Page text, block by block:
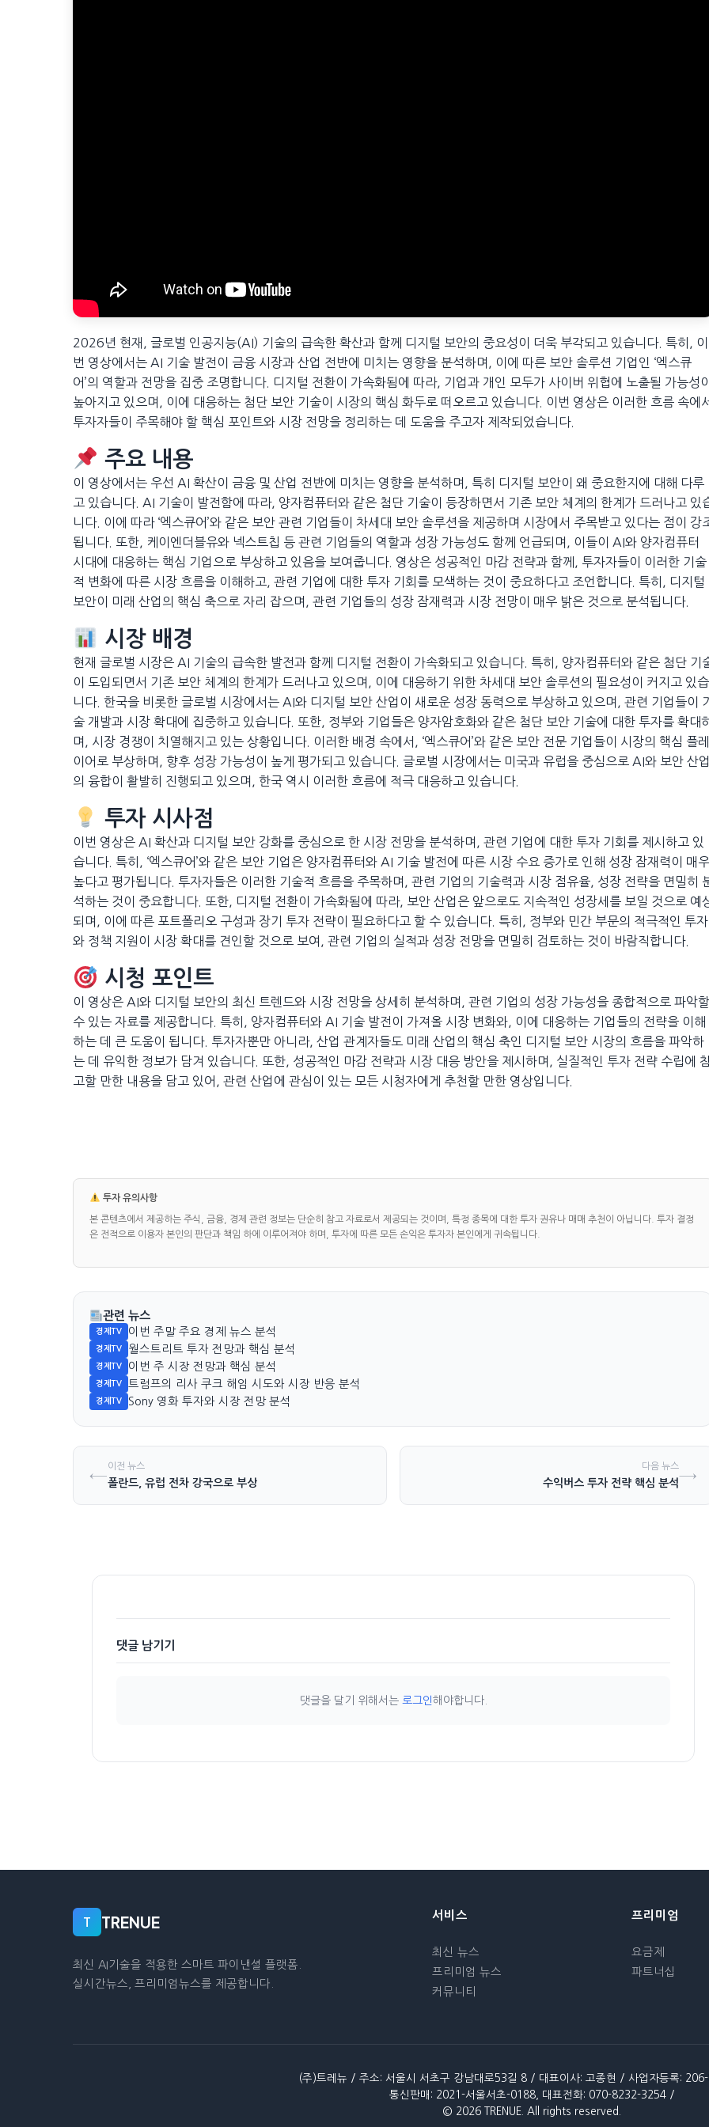
2026년 현재, 글로벌 인공지능(AI) 기술의 급속한 확산과 함께 디지털 보안의 중요성이 더욱 부각되고 있습니다. 특히, 이
번 영상에서는 AI 기술 발전이 금융 시장과 산업 전반에 미치는 영향을 분석하며, 이에 따른 보안 솔루션 기업인 ‘엑스큐
어’의 역할과 전망을 집중 조명합니다. 디지털 전환이 가속화됨에 따라, 기업과 개인 모두가 사이버 위협에 노출될 가능성이
높아지고 있으며, 이에 대응하는 첨단 보안 기술이 시장의 핵심 화두로 떠오르고 있습니다. 이번 영상은 이러한 흐름 속에
투자자들이 주목해야 할 핵심 포인트와 시장 전망을 정리하는 데 도움을 주고자 제작되었습니다.
주요 내용
이 영상에서는 우선 AI 확산이 금융 및 산업 전반에 미치는 영향을 분석하며, 특히 디지털 보안이 왜 중요한지에 대해 다루
고 있습니다. AI 기술이 발전함에 따라, 양자컴퓨터와 같은 첨단 기술이 등장하면서 기존 보안 체계의 한계가 드러나고 있
니다. 이에 따라 ‘엑스큐어’와 같은 보안 관련 기업들이 차세대 보안 솔루션을 제공하며 시장에서 주목받고 있다는 점이 강
됩니다. 또한, 케이엔더블유와 넥스트칩 등 관련 기업들의 역할과 성장 가능성도 함께 언급되며, 이들이 AI와 양자컴퓨터
시대에 대응하는 핵심 기업으로 부상하고 있음을 보여줍니다. 영상은 성공적인 마감 전략과 함께, 투자자들이 이러한 기술
적 변화에 따른 시장 흐름을 이해하고, 관련 기업에 대한 투자 기회를 모색하는 것이 중요하다고 조언합니다. 특히, 디지털
보안이 미래 산업의 핵심 축으로 자리 잡으며, 관련 기업들의 성장 잠재력과 시장 전망이 매우 밝은 것으로 분석됩니다.
시장 배경
현재 글로벌 시장은 AI 기술의 급속한 발전과 함께 디지털 전환이 가속화되고 있습니다. 특히, 양자컴퓨터와 같은 첨단 기
이 도입되면서 기존 보안 체계의 한계가 드러나고 있으며, 이에 대응하기 위한 차세대 보안 솔루션의 필요성이 커지고 있습
니다. 한국을 비롯한 글로벌 시장에서는 AI와 디지털 보안 산업이 새로운 성장 동력으로 부상하고 있으며, 관련 기업들이 기
술 개발과 시장 확대에 집중하고 있습니다. 또한, 정부와 기업들은 양자암호화와 같은 첨단 보안 기술에 대한 투자를 확대
며, 시장 경쟁이 치열해지고 있는 상황입니다. 이러한 배경 속에서, ‘엑스큐어’와 같은 보안 전문 기업들이 시장의 핵심 플레
이어로 부상하며, 향후 성장 가능성이 높게 평가되고 있습니다. 글로벌 시장에서는 미국과 유럽을 중심으로 AI와 보안 산업
의 융합이 활발히 진행되고 있으며, 한국 역시 이러한 흐름에 적극 대응하고 있습니다.
투자 시사점
이번 영상은 AI 확산과 디지털 보안 강화를 중심으로 한 시장 전망을 분석하며, 관련 기업에 대한 투자 기회를 제시하고 있
습니다. 특히, ‘엑스큐어’와 같은 보안 기업은 양자컴퓨터와 AI 기술 발전에 따른 시장 수요 증가로 인해 성장 잠재력이 매우
높다고 평가됩니다. 투자자들은 이러한 기술적 흐름을 주목하며, 관련 기업의 기술력과 시장 점유율, 성장 전략을 면밀히
석하는 것이 중요합니다. 또한, 디지털 전환이 가속화됨에 따라, 보안 산업은 앞으로도 지속적인 성장세를 보일 것으로 예
되며, 이에 따른 포트폴리오 구성과 장기 투자 전략이 필요하다고 할 수 있습니다. 특히, 정부와 민간 부문의 적극적인 투자
와 정책 지원이 시장 확대를 견인할 것으로 보여, 관련 기업의 실적과 성장 전망을 면밀히 검토하는 것이 바람직합니다.
시청 포인트
이 영상은 AI와 디지털 보안의 최신 트렌드와 시장 전망을 상세히 분석하며, 관련 기업의 성장 가능성을 종합적으로 파악할
수 있는 자료를 제공합니다. 특히, 양자컴퓨터와 AI 기술 발전이 가져올 시장 변화와, 이에 대응하는 기업들의 전략을 이해
하는 데 큰 도움이 됩니다. 투자자뿐만 아니라, 산업 관계자들도 미래 산업의 핵심 축인 디지털 보안 시장의 흐름을 파악하
는 데 유익한 정보가 담겨 있습니다. 또한, 성공적인 마감 전략과 시장 대응 방안을 제시하며, 실질적인 투자 전략 수립에
고할 만한 내용을 담고 있어, 관련 산업에 관심이 있는 모든 시청자에게 추천할 만한 영상입니다.
투자 유의사항
본 콘텐츠에서 제공하는 주식, 금융, 경제 관련 정보는 단순히 참고 자료로서 제공되는 것이며, 특정 종목에 대한 투자 권유나 매매 추천이 아닙니다. 투자 결정
은 전적으로 이용자 본인의 판단과 책임 하에 이루어져야 하며, 투자에 따른 모든 손익은 투자자 본인에게 귀속됩니다.
관련 뉴스
경제TV 이번 주말 주요 경제 뉴스 분석
경제TV 월스트리트 투자 전망과 핵심 분석
경제TV 이번 주 시장 전망과 핵심 분석
경제TV 트럼프의 리사 쿠크 해임 시도와 시장 반응 분석
경제TV Sony 영화 투자와 시장 전망 분석
←이전 뉴스
폴란드, 유럽 전차 강국으로 부상
다음 뉴스
수익버스 투자 전략 핵심 분석→
댓글 남기기
댓글을 달기 위해서는 로그인해야합니다.
T TRENUE
최신 AI기술을 적용한 스마트 파이낸셜 플랫폼.
실시간뉴스, 프리미엄뉴스를 제공합니다.
서비스
최신 뉴스
프리미엄 뉴스
커뮤니티
프리미엄
요금제
파트너십
(주)트레뉴 / 주소: 서울시 서초구 강남대로53길 8 / 대표이사: 고종현 / 사업자등록:
통신판매: 2021-서울서초-0188, 대표전화: 070-8232-3254 /
© 2026 TRENUE. All rights reserved.